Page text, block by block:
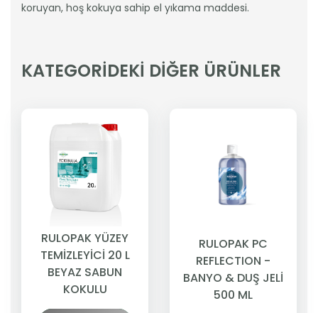
koruyan, hoş kokuya sahip el yıkama maddesi.
KATEGORİDEKİ DİĞER ÜRÜNLER
RULOPAK YÜZEY
TEMİZLEYİCİ 20 L
BEYAZ SABUN
KOKULU
RULOPAK PC
REFLECTION -
BANYO & DUŞ JELİ
500 ML